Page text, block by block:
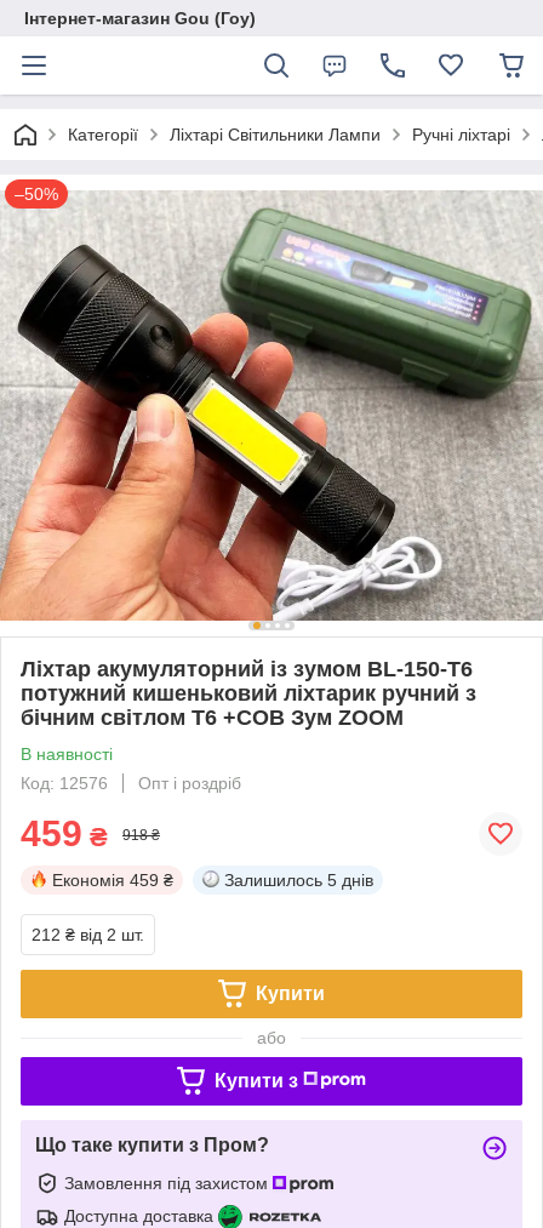
Інтернет-магазин Gou (Гоу)
Категорії Ліхтарі Світильники Лампи Ручні ліхтарі
–50%
Ліхтар акумуляторний із зумом BL-150-T6
потужний кишеньковий ліхтарик ручний з
бічним світлом T6 +COB Зум ZOOM
В наявності
Код: 12576
Опт і роздріб
459 ₴ 918 ₴
Економія 459 ₴ Залишилось 5 днів
212 ₴ від 2 шт.
Купити
або
Купити з
Що таке купити з Пром?
Замовлення під захистом
Доступна доставка